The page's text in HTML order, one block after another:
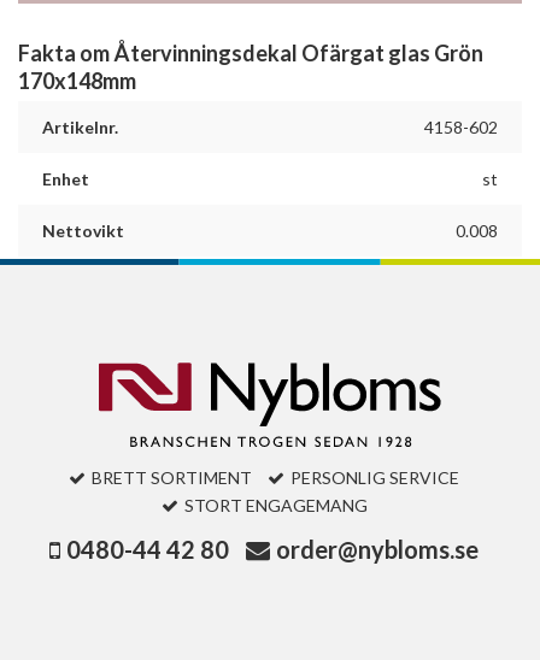
Fakta om Återvinningsdekal Ofärgat glas Grön
170x148mm
Artikelnr. 4158-602
Enhet st
Nettovikt 0.008
BRETT SORTIMENT
PERSONLIG SERVICE
STORT ENGAGEMANG
0480-44 42 80 order@nybloms.se